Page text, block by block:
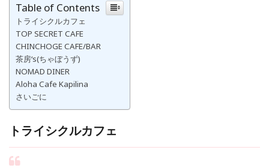
Table of Contents
トライシクルカフェ
TOP SECRET CAFE
CHINCHOGE CAFE/BAR
茶房‘s(ちゃぼうず)
NOMAD DINER
Aloha Cafe Kapilina
さいごに
トライシクルカフェ